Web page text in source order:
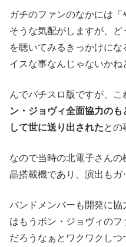
ガチのファンのなかには
そうな気配がしますが、
を聴いてみるきっかけに
イスな事なんじゃないかね
んでパチスロ版ですが、
ン・ジョヴィ全面協力の
して世に送り出されたとの
なので当時の北電子さん
晶搭載機であり、演出もガ
バンドメンバーも開発に
はもうボン・ジョヴィの
だろうなぁとワクワクしつ